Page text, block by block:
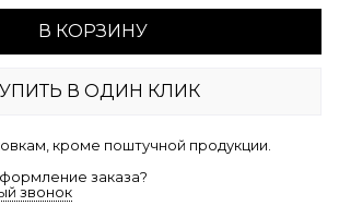
В КОРЗИНУ
В ОДИН КЛИК
кроме поштучной продукции.
заказа?
звонок